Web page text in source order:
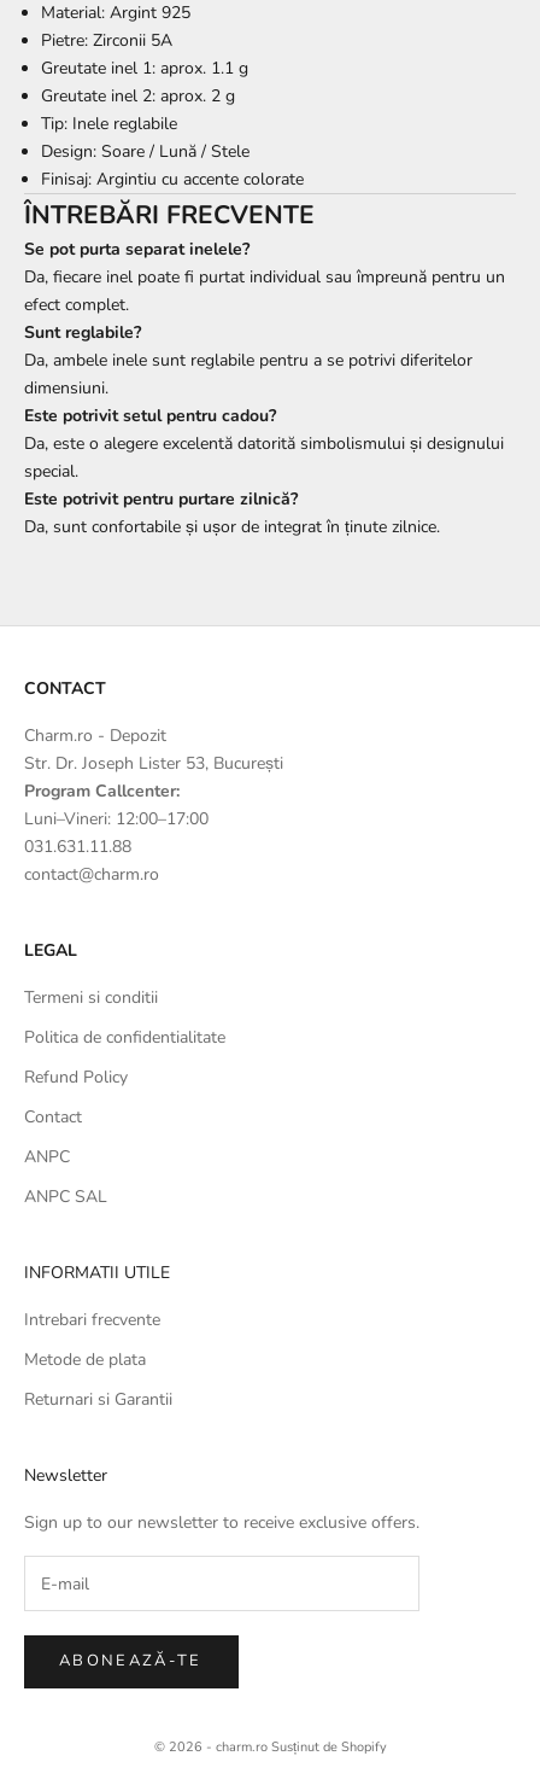
Material: Argint 925
Pietre: Zirconii 5A
Greutate inel 1: aprox. 1.1 g
Greutate inel 2: aprox. 2 g
Tip: Inele reglabile
Design: Soare / Lună / Stele
Finisaj: Argintiu cu accente colorate
ÎNTREBĂRI FRECVENTE
Se pot purta separat inelele?
Da, fiecare inel poate fi purtat individual sau împreună pentru un
efect complet.
Sunt reglabile?
Da, ambele inele sunt reglabile pentru a se potrivi diferitelor
dimensiuni.
Este potrivit setul pentru cadou?
Da, este o alegere excelentă datorită simbolismului și designului
special.
Este potrivit pentru purtare zilnică?
Da, sunt confortabile și ușor de integrat în ținute zilnice.
CONTACT
Charm.ro - Depozit
Str. Dr. Joseph Lister 53, București
Program Callcenter:
Luni–Vineri: 12:00–17:00
031.631.11.88
contact@charm.ro
LEGAL
Termeni si conditii
Politica de confidentialitate
Refund Policy
Contact
ANPC
ANPC SAL
INFORMATII UTILE
Intrebari frecvente
Metode de plata
Returnari si Garantii
Newsletter
Sign up to our newsletter to receive exclusive offers.
ABONEAZĂ-TE
© 2026 - charm.ro Susținut de Shopify